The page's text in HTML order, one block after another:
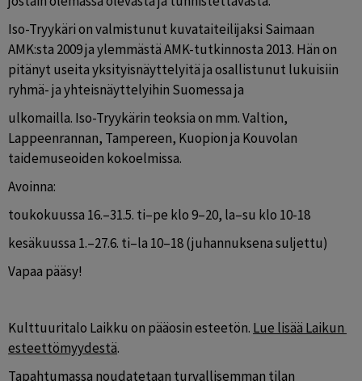
Iso-Tryykäri on valmistunut kuvataiteilijaksi Saimaan
AMK:sta 2009 ja ylemmästä AMK-tutkinnosta 2013. Hän on
pitänyt useita yksityisnäyttelyitä ja osallistunut lukuisiin
ryhmä- ja yhteisnäyttelyihin Suomessa ja
ulkomailla. Iso-Tryykärin teoksia on mm. Valtion,
Lappeenrannan, Tampereen, Kuopion ja Kouvolan
taidemuseoiden kokoelmissa.
Avoinna:
toukokuussa 16.–31.5. ti–pe klo 9–20, la–su klo 10-18
kesäkuussa 1.–27.6. ti–la 10–18 (juhannuksena suljettu)
Vapaa pääsy!
Kulttuuritalo Laikku on pääosin esteetön. Lue lisää Laikun
esteettömyydestä.
Tapahtumassa noudatetaan turvallisemman tilan